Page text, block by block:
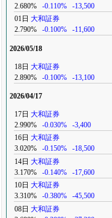
2.680%
-0.110% -13,500
01日 大和証券
2.790%
-0.100% -11,600
2026/05/18
18日 大和証券
2.890%
-0.100% -13,100
2026/04/17
17日 大和証券
2.990%
-0.030% -3,400
16日 大和証券
3.020%
-0.150% -18,500
14日 大和証券
3.170%
-0.140% -17,600
10日 大和証券
3.310%
-0.380% -45,500
08日 大和証券